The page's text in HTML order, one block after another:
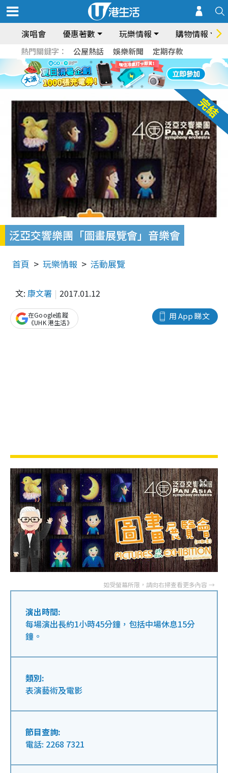
演唱會 優惠著數 玩樂情報 購物情報
熱門關鍵字： 公屋熱話 娛樂新聞 定期存款
泛亞交響樂團「圖畫展覽會」音樂會
首頁 玩樂情報 活動展覽
文: 康文署 2017.01.12
用 App 睇文
在Google追蹤
《UHK 港生活》
演出時間:
每場演出長約1小時45分鐘，包括中場休息15分
鐘。
類別:
表演藝術及電影
節目查詢:
電話: 2268 7321